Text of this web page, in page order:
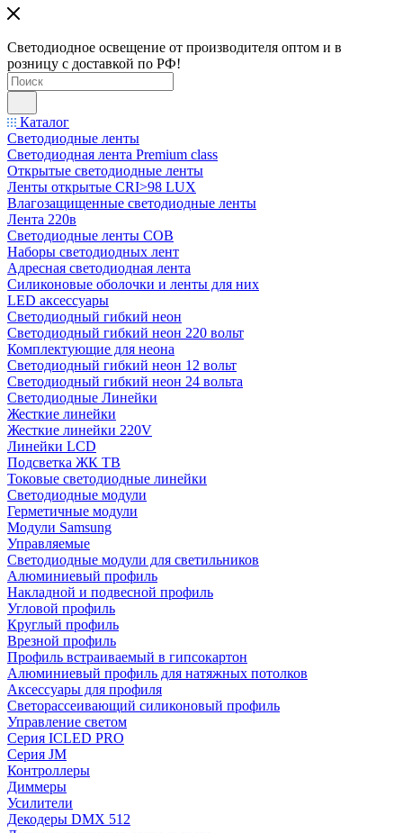
Светодиодное освещение от производителя оптом и в
розницу с доставкой по РФ!
Каталог
Светодиодные ленты
Светодиодная лента Premium class
Открытые светодиодные ленты
Ленты открытые CRI>98 LUX
Влагозащищенные светодиодные ленты
Лента 220в
Светодиодные ленты COB
Наборы светодиодных лент
Адресная светодиодная лента
Силиконовые оболочки и ленты для них
LED аксессуары
Светодиодный гибкий неон
Светодиодный гибкий неон 220 вольт
Комплектующие для неона
Светодиодный гибкий неон 12 вольт
Светодиодный гибкий неон 24 вольта
Светодиодные Линейки
Жесткие линейки
Жесткие линейки 220V
Линейки LCD
Подсветка ЖК ТВ
Токовые светодиодные линейки
Светодиодные модули
Герметичные модули
Модули Samsung
Управляемые
Светодиодные модули для светильников
Алюминиевый профиль
Накладной и подвесной профиль
Угловой профиль
Круглый профиль
Врезной профиль
Профиль встраиваемый в гипсокартон
Алюминиевый профиль для натяжных потолков
Аксессуары для профиля
Светорассеивающий силиконовый профиль
Управление светом
Серия ICLED PRO
Серия JM
Контроллеры
Диммеры
Усилители
Декодеры DMX 512